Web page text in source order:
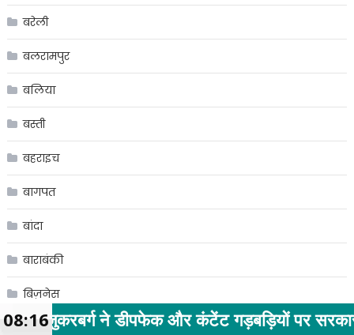
बरेली
बलरामपुर
बलिया
बस्ती
बहराइच
बागपत
बांदा
बाराबंकी
बिज़नेस
बिजनौर
और कंटेंट गड़बड़ियों पर सरकार से माफी मांगी
08:16